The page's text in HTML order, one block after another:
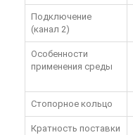
Подключение
(канал 2)
Особенности
применения среды
Стопорное кольцо
Кратность поставки